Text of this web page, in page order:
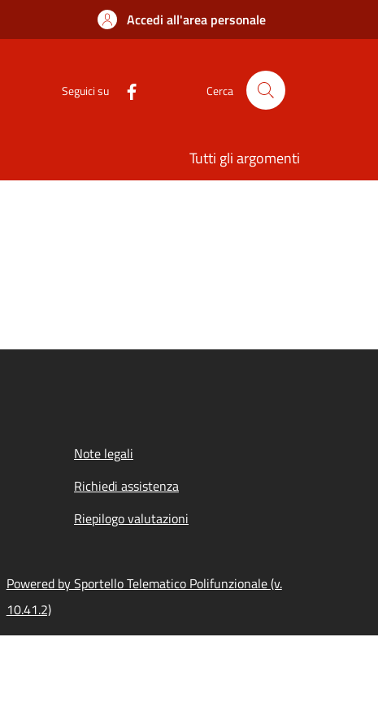
Accedi all'area personale
Seguici su Cerca
Tutti gli argomenti
Note legali
Richiedi assistenza
Riepilogo valutazioni
Powered by Sportello Telematico Polifunzionale (v.
10.41.2)